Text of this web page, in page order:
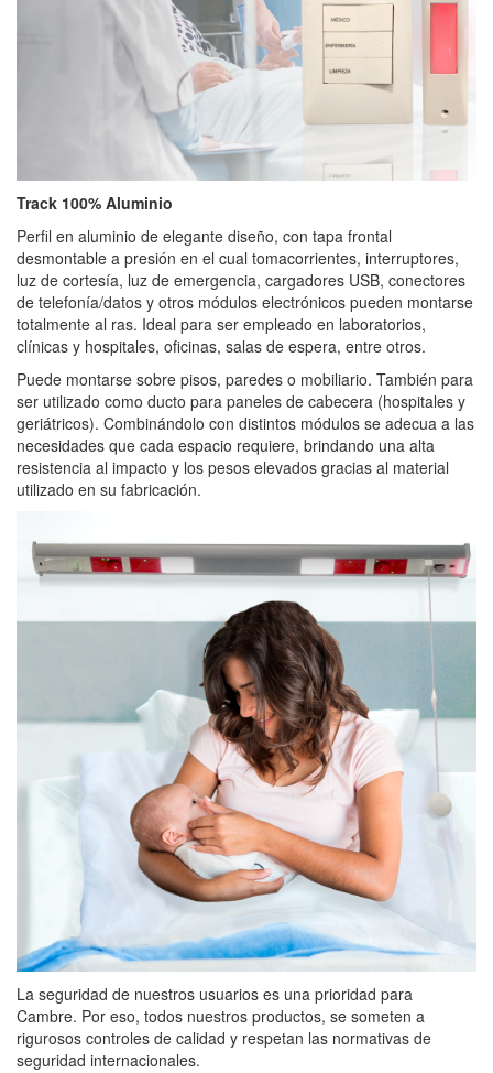
Track 100% Aluminio
Perfil en aluminio de elegante diseño, con tapa frontal
desmontable a presión en el cual tomacorrientes, interruptores,
luz de cortesía, luz de emergencia, cargadores USB, conectores
de telefonía/datos y otros módulos electrónicos pueden montarse
totalmente al ras. Ideal para ser empleado en laboratorios,
clínicas y hospitales, oficinas, salas de espera, entre otros.
Puede montarse sobre pisos, paredes o mobiliario. También para
ser utilizado como ducto para paneles de cabecera (hospitales y
geriátricos). Combinándolo con distintos módulos se adecua a las
necesidades que cada espacio requiere, brindando una alta
resistencia al impacto y los pesos elevados gracias al material
utilizado en su fabricación.
La seguridad de nuestros usuarios es una prioridad para
Cambre. Por eso, todos nuestros productos, se someten a
rigurosos controles de calidad y respetan las normativas de
seguridad internacionales.